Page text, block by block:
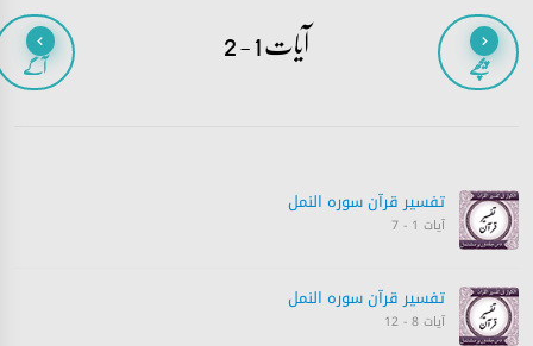
پیچھے آیات 1 - 2 آگے
تفسیر قرآن سورہ ‎النمل
آیات 1 - 7
تفسیر قرآن سورہ ‎النمل
آیات 8 - 12